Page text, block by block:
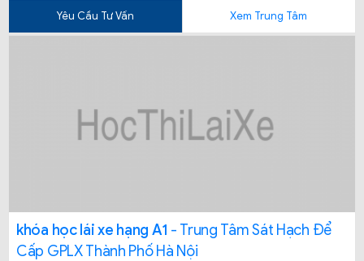
Yêu Cầu Tư Vấn Xem Trung Tâm
khóa học lái xe hạng A1 - Trung Tâm Sát Hạch Để
Cấp GPLX Thành Phố Hà Nội